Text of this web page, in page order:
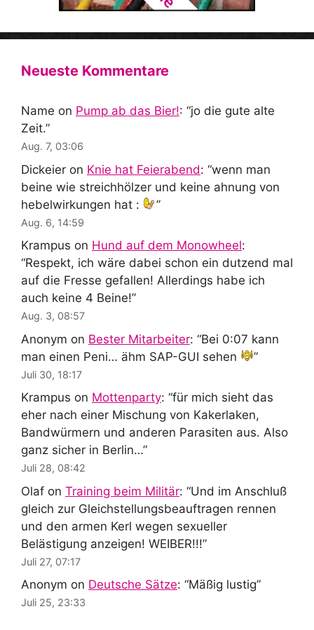
Neueste Kommentare
Name on Pump ab das Bier!: “jo die gute alte
Zeit.”
Aug. 7, 03:06
Dickeier on Knie hat Feierabend: “wenn man
beine wie streichhölzer und keine ahnung von
hebelwirkungen hat :
”
Aug. 6, 14:59
Krampus on Hund auf dem Monowheel:
“Respekt, ich wäre dabei schon ein dutzend mal
auf die Fresse gefallen! Allerdings habe ich
auch keine 4 Beine!”
Aug. 3, 08:57
Anonym on Bester Mitarbeiter: “Bei 0:07 kann
man einen Peni… ähm SAP-GUI sehen
”
Juli 30, 18:17
Krampus on Mottenparty: “für mich sieht das
eher nach einer Mischung von Kakerlaken,
Bandwürmern und anderen Parasiten aus. Also
ganz sicher in Berlin…”
Juli 28, 08:42
Olaf on Training beim Militär: “Und im Anschluß
gleich zur Gleichstellungsbeauftragen rennen
und den armen Kerl wegen sexueller
Belästigung anzeigen! WEIBER!!!”
Juli 27, 07:17
Anonym on Deutsche Sätze: “Mäßig lustig”
Juli 25, 23:33